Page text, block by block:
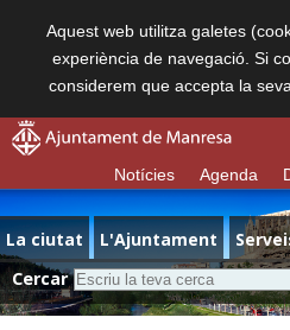
Aquest web utilitza galetes
experiència de navegació. Si
considerem que accepta la
Notícies Agenda
La ciutat L'Ajuntament
Cercar